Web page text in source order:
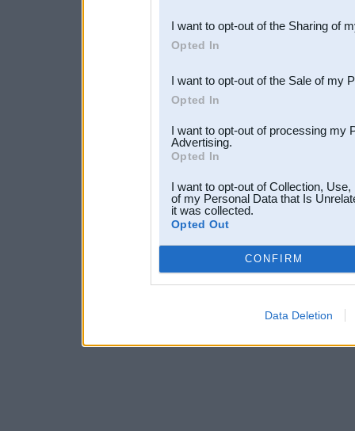
Downstream Participants
third parties.
I want to opt-out of the Sharing of
Opted In
I want to opt-out of the Sale of my
Opted In
I want to opt-out of processing my
Advertising.
Opted In
I want to opt-out of Collection,
of my Personal Data that Is
it was collected.
Opted Out
CONFIRM
Data Deletion